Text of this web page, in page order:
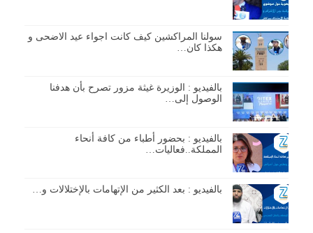
سولنا المراكشين كيف كانت اجواء عيد الاضحى و
هكذا كان…
بالفيديو : الوزيرة غيثة مزور تصرح بأن هدفنا
الوصول إلى…
بالفيديو : بحضور أطباء من كافة أنحاء
المملكة..فعاليات…
بالفيديو : بعد الكثير من الإتهامات بالإختلالات و…